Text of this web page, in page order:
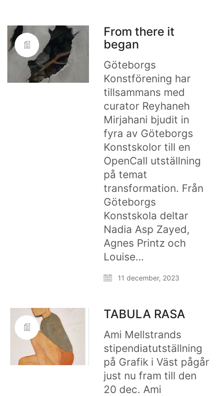
From there it
began
Göteborgs
Konstförening har
tillsammans med
curator Reyhaneh
Mirjahani bjudit in
fyra av Göteborgs
Konstskolor till en
OpenCall utställning
på temat
transformation. Från
Göteborgs
Konstskola deltar
Nadia Asp Zayed,
Agnes Printz och
Louise…
11 december, 2023
TABULA RASA
Ami Mellstrands
stipendiatutställning
på Grafik i Väst pågår
just nu fram till den
20 dec. Ami